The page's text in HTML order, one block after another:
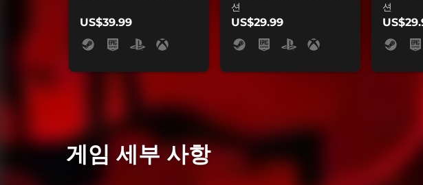
US$39.99
션
US$29.99
션
게임 세부 사항